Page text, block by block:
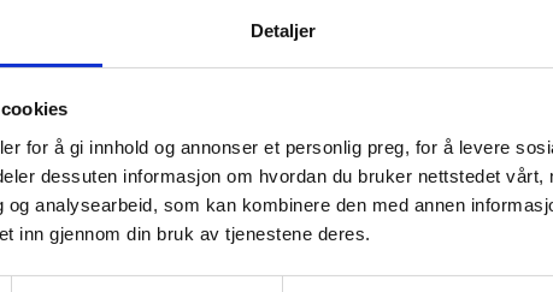
Detaljer
for å gi innhold og annonser et personlig preg, for å levere
dessuten informasjon om hvordan du bruker nettstedet vårt,
og analysearbeid, som kan kombinere den med annen
inn gjennom din bruk av tjenestene deres.
SE FLERE EGENSKAPER